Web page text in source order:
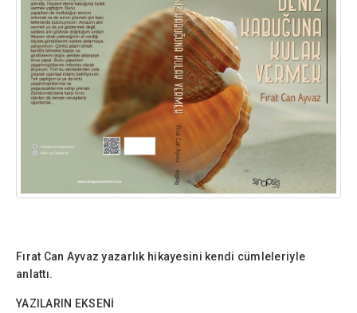
Fırat Can Ayvaz yazarlık hikayesini kendi cümleleriyle
anlattı.
YAZILARIN EKSENİ